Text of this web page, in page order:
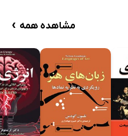
مشاهده همه ›